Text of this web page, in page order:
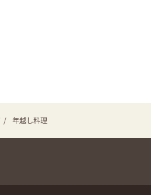
/ 年越し料理